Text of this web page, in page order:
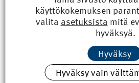
Kyberisku kiinteistötietoihin
8.6.2026 15:21
Tilaa uutiskirje
käyttökokemuksen
valita asetuksista mitä
hyväksyä.
Hyväksy
Hyväksy vain